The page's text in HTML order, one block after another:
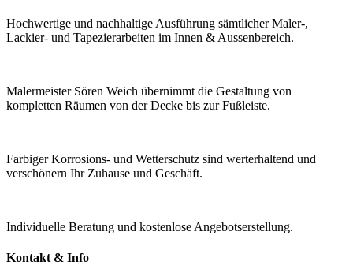
Hochwertige und nachhaltige Ausführung sämtlicher Maler-,
Lackier- und Tapezierarbeiten im Innen & Aussenbereich.
Malermeister Sören Weich übernimmt die Gestaltung von
kompletten Räumen von der Decke bis zur Fußleiste.
Farbiger Korrosions- und Wetterschutz sind werterhaltend und
verschönern Ihr Zuhause und Geschäft.
Individuelle Beratung und kostenlose Angebotserstellung.
Kontakt & Info